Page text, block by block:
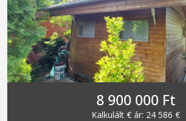
8 900 000 Ft
Kalkulált € ár: 24 586 €